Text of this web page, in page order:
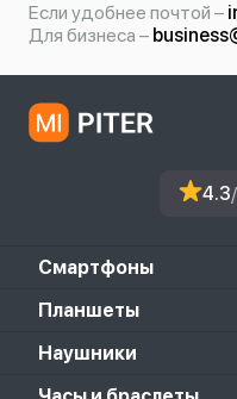
Если удобнее почтой –
Для бизнеса –
4.3
Смартфоны
Redmi
Mi
Планшеты
Mi Pad 6S Pro
Наушники